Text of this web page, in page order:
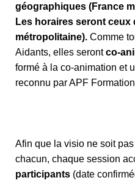
géographiques (France
Les horaires seront ceux
métropolitaine). Comme
Aidants, elles serontco-
formé à la co-animation et
reconnu par APF
Afin que la visio ne soit
chacun, chaque session
participants (date